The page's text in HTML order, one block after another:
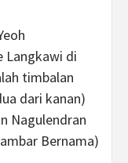
Langkawi di
timbalan
dari kanan)
Nagulendran
Bernama)